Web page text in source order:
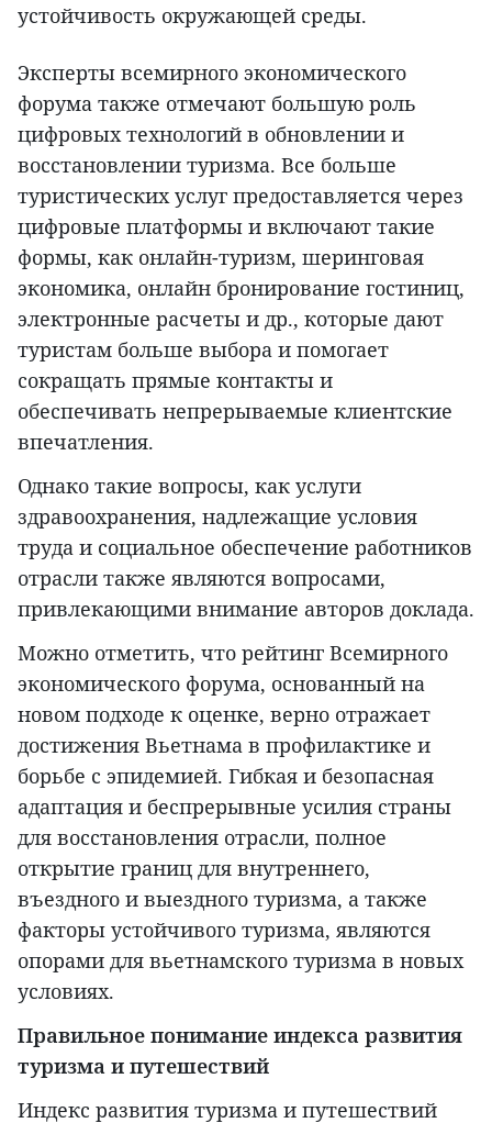
устойчивость окружающей среды.
Эксперты всемирного экономического
форума также отмечают большую роль
цифровых технологий в обновлении и
восстановлении туризма. Все больше
туристических услуг предоставляется через
цифровые платформы и включают такие
формы, как онлайн-туризм, шеринговая
экономика, онлайн бронирование гостиниц,
электронные расчеты и др., которые дают
туристам больше выбора и помогает
сокращать прямые контакты и
обеспечивать непрерываемые клиентские
впечатления.
Однако такие вопросы, как услуги
здравоохранения, надлежащие условия
труда и социальное обеспечение работников
отрасли также являются вопросами,
привлекающими внимание авторов доклада.
Можно отметить, что рейтинг Всемирного
экономического форума, основанный на
новом подходе к оценке, верно отражает
достижения Вьетнама в профилактике и
борьбе с эпидемией. Гибкая и безопасная
адаптация и беспрерывные усилия страны
для восстановления отрасли, полное
открытие границ для внутреннего,
въездного и выездного туризма, а также
факторы устойчивого туризма, являются
опорами для вьетнамского туризма в новых
условиях.
Правильное понимание индекса развития
туризма и путешествий
Индекс развития туризма и путешествий